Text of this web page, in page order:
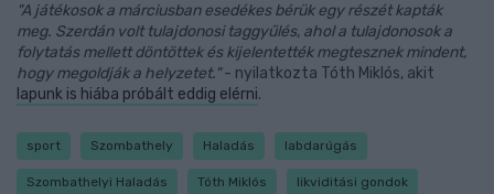
"A játékosok a márciusban esedékes bérük egy részét kapták
meg. Szerdán volt tulajdonosi taggyűlés, ahol a tulajdonosok a
folytatás mellett döntöttek és kijelentették megtesznek mindent,
hogy megoldják a helyzetet."- nyilatkozta Tóth Miklós, akit
lapunk is hiába próbált eddig elérni.
sport Szombathely Haladás labdarúgás
Szombathelyi Haladás Tóth Miklós likviditási gondok